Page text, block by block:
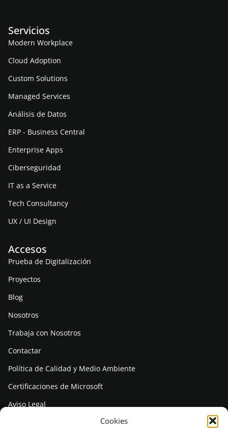
Cookies
Servicios
Modern Workplace
Cloud Adoption
Custom Solutions
Managed Services
Análisis de Datos
ERP - Business Central
Enterprise Apps
Ciberseguridad
IT as a Service
Tech Consultancy
UX / UI Design
Accesos
Prueba de Digitalización
Proyectos
Blog
Nosotros
Trabaja con Nosotros
Contactar
Política de Calidad y Medio Ambiente
Certificaciones de Microsoft
Aviso Legal